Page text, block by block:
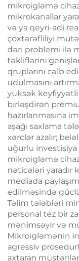
mikroigləmə
mikrokanallar
və ya qeyri-adi
çoxtərəfliliyi
dəri problemi ilə
təkliflərini
qruplarını cəlb
udulmasını
yüksək keyfiyyətli
birləşdirən
hazırlanmasına
aşağı saxlama
xərclər azalır;
uğurlu investisiya
mikroigləmə
nəticələri yaradır
mediada
edilməsində
Təlim tələbləri
personal tez bir
mənimsəyir və
Mikroigləmənin
agressiv
axtaran